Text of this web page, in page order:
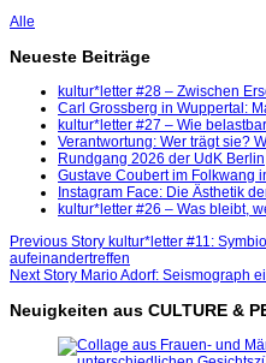
Alle
Neueste Beiträge
kultur*letter #28 – Zwischen
Carl Grossberg in Wuppertal:
kultur*letter #27 – Wie
Verantwortung: Wer trägt sie?
Rundgang 2026 der UdK Berlin
Gustave Coubert im Folkwang
Instagram Face: Die Ästhetik
kultur*letter #26 – Was bleibt,
Beitragsnavigation
Previous Story Previous
post:
kultur*letter #11:
aufeinandertreffen
Next Story Next
Mario Adorf: Seismograph
Neuigkeiten aus CULTURE &